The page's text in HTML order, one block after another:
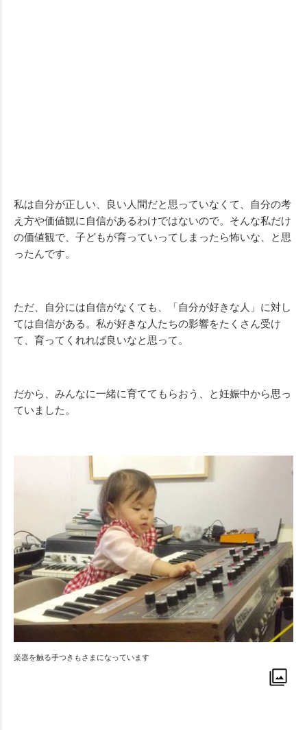
私は自分が正しい、良い人間だと思っていなくて、自分の考
え方や価値観に自信があるわけではないので。そんな私だけ
の価値観で、子どもが育っていってしまったら怖いな、と思
ったんです。
ただ、自分には自信がなくても、「自分が好きな人」に対し
ては自信がある。私が好きな人たちの影響をたくさん受け
て、育ってくれれば良いなと思って。
だから、みんなに一緒に育ててもらおう、と妊娠中から思っ
ていました。
楽器を触る手つきもさまになっています